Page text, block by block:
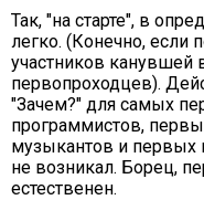
Так, "на старте", в
легко. (Конечно, если
участников канувшей
первопроходцев).
"Зачем?" для самых
программистов,
музыкантов и первых
не возникал. Борец,
естественен.